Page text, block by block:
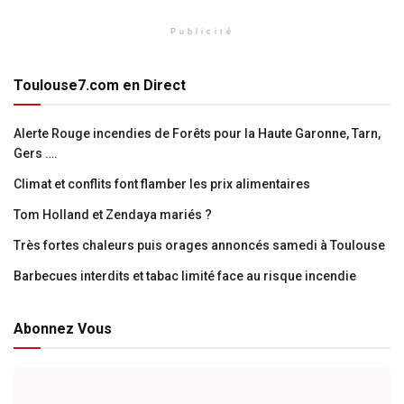
Publicité
Toulouse7.com en Direct
Alerte Rouge incendies de Forêts pour la Haute Garonne, Tarn,
Gers ….
Climat et conflits font flamber les prix alimentaires
Tom Holland et Zendaya mariés ?
Très fortes chaleurs puis orages annoncés samedi à Toulouse
Barbecues interdits et tabac limité face au risque incendie
Abonnez Vous